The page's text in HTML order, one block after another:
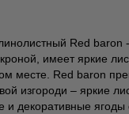
Red baron
кроной, имеет яркие
месте. Red baron
изгороди – яркие
и декоративные ягоды